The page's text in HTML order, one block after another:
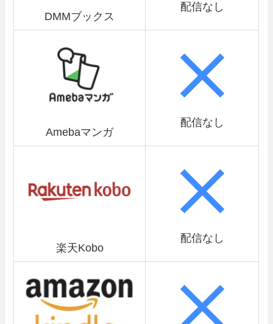
DMMブックス
配信なし
Amebaマンガ
配信なし
楽天Kobo
配信なし